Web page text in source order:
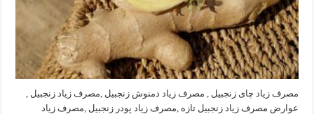
مصرف زیاد چای زنجبیل , مصرف زیاد دمنوش زنجبیل ,مصرف زیاد زنجبیل ,
عوارض مصرف زیاد زنجبیل تازه ,مصرف زیاد پودر زنجبیل ,مصرف زیاد